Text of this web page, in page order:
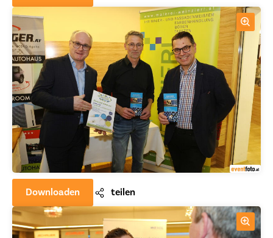
Downloaden teilen